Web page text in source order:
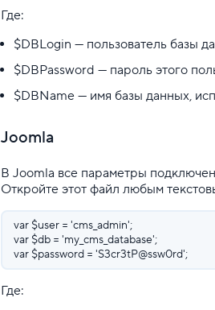
Где:
$DBLogin — пользователь базы
$DBPassword — пароль этого
$DBName — имя базы данных,
Joomla
В Joomla все параметры
Откройте этот файл любым
var $user = 'cms_admin';
var $db = 'my_cms_database';
var $password = 'S3cr3tP@ssw0rd';
Где: